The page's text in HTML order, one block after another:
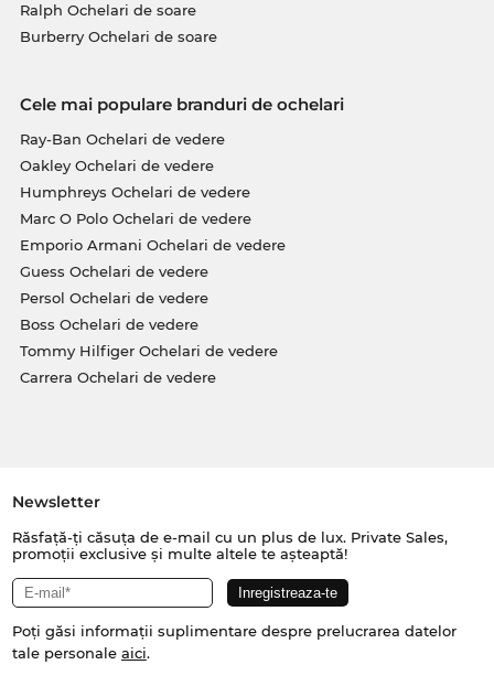
Ralph Ochelari de soare
Burberry Ochelari de soare
Cele mai populare branduri de ochelari
Ray-Ban Ochelari de vedere
Oakley Ochelari de vedere
Humphreys Ochelari de vedere
Marc O Polo Ochelari de vedere
Emporio Armani Ochelari de vedere
Guess Ochelari de vedere
Persol Ochelari de vedere
Boss Ochelari de vedere
Tommy Hilfiger Ochelari de vedere
Carrera Ochelari de vedere
Newsletter
Răsfață-ți căsuța de e-mail cu un plus de lux. Private Sales,
promoții exclusive și multe altele te așteaptă!
Poți găsi informații suplimentare despre prelucrarea datelor
tale personale aici.